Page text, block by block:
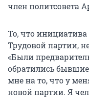
член политсовета
То, что
Трудовой партии,
«Были
обратились
мне на то, что у
новой партии. Я